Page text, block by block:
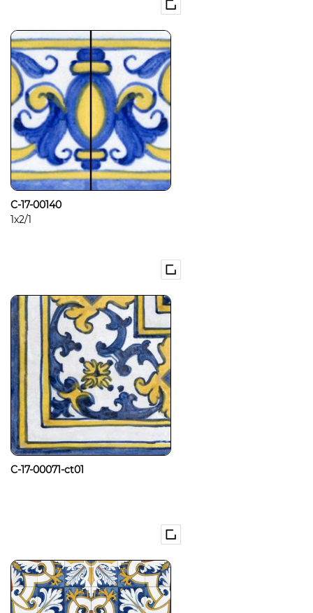
C-17-00140
1x2/1
C-17-00071-ct01